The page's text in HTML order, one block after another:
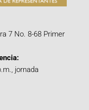
7 No. 8-68 Primer
jornada